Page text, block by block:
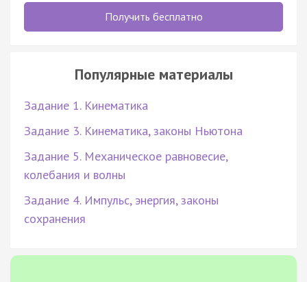
Получить бесплатно
Популярные материалы
Задание 1. Кинематика
Задание 3. Кинематика, законы Ньютона
Задание 5. Механическое равновесие,
колебания и волны
Задание 4. Импульс, энергия, законы
сохранения